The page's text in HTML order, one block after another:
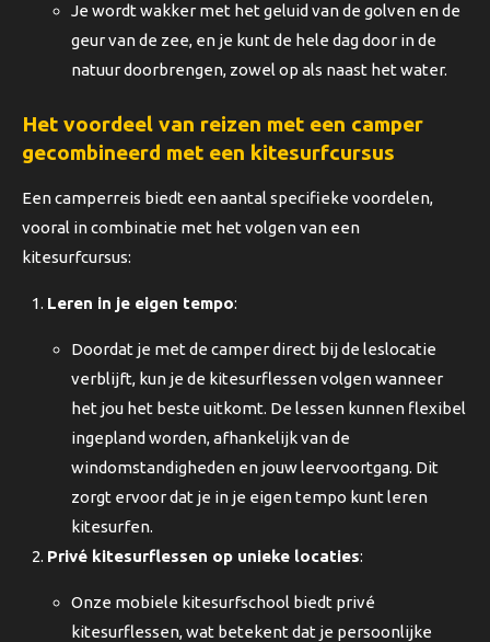
Je wordt wakker met het geluid van de golven en de
geur van de zee, en je kunt de hele dag door in de
natuur doorbrengen, zowel op als naast het water.
Het voordeel van reizen met een camper
gecombineerd met een kitesurfcursus
Een camperreis biedt een aantal specifieke voordelen,
vooral in combinatie met het volgen van een
kitesurfcursus:
Leren in je eigen tempo:
Doordat je met de camper direct bij de leslocatie
verblijft, kun je de kitesurflessen volgen wanneer
het jou het beste uitkomt. De lessen kunnen flexibel
ingepland worden, afhankelijk van de
windomstandigheden en jouw leervoortgang. Dit
zorgt ervoor dat je in je eigen tempo kunt leren
kitesurfen.
Privé kitesurflessen op unieke locaties:
Onze mobiele kitesurfschool biedt privé
kitesurflessen, wat betekent dat je persoonlijke